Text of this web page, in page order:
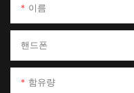
이름
핸드폰
함유량